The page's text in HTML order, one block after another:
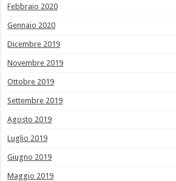
Febbraio 2020
Gennaio 2020
Dicembre 2019
Novembre 2019
Ottobre 2019
Settembre 2019
Agosto 2019
Luglio 2019
Giugno 2019
Maggio 2019